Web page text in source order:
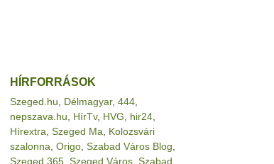
HÍRFORRÁSOK
Szeged.hu Délmagyar, 444
nepszava.hu
HírTv, HVG hir24
Hírextra Szeged Ma
Kolozsvári
szalonna Origo Szabad Város Blog
Szeged 365 Szeged Város Szabad